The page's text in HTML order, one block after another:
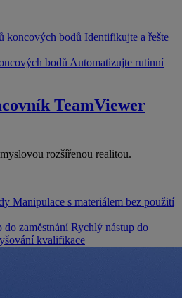
koncových bodů Identifikujte a řešte
bodů Automatizujte rutinní
TeamViewer
rozšířenou realitou.
Manipulace s materiálem bez použití
do zaměstnání Rychlý nástup do
kvalifikace